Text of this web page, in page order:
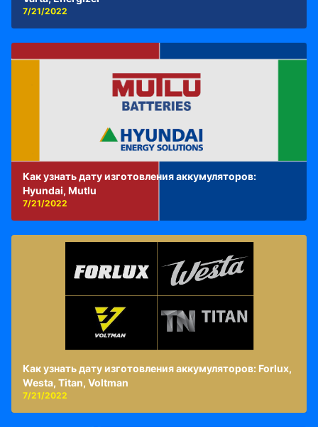
7/21/2022
Как узнать дату изготовления аккумуляторов:
Hyundai, Mutlu
7/21/2022
Как узнать дату изготовления аккумуляторов: Forlux,
Westa, Titan, Voltman
7/21/2022